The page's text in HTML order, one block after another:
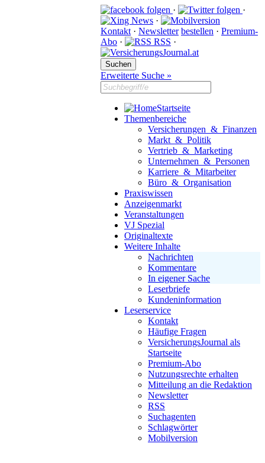
·
·
·
Kontakt · Newsletter bestellen · Premium-
Abo · RSS ·
Erweiterte Suche »
Startseite
Themenbereiche
Versicherungen & Finanzen
Markt & Politik
Vertrieb & Marketing
Unternehmen & Personen
Karriere & Mitarbeiter
Büro & Organisation
Praxiswissen
Anzeigenmarkt
Veranstaltungen
VJ Spezial
Originaltexte
Weitere Inhalte
Nachrichten
Kommentare
In eigener Sache
Leserbriefe
Kundeninformation
Leserservice
Kontakt
Häufige Fragen
VersicherungsJournal als
Startseite
Premium-Abo
Nutzungsrechte erhalten
Mitteilung an die Redaktion
Newsletter
RSS
Suchagenten
Schlagwörter
Mobilversion